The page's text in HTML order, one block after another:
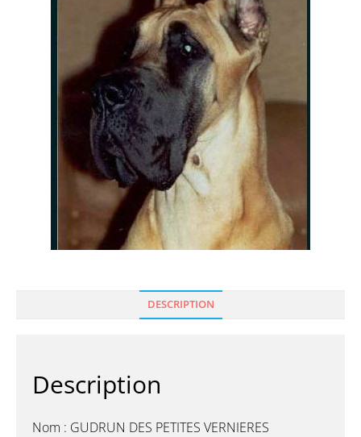
DESCRIPTION
Description
Nom : GUDRUN DES PETITES VERNIERES